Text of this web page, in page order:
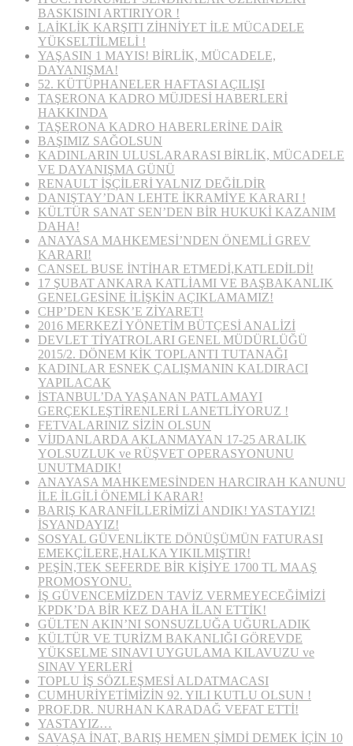
BASKISINI ARTIRIYOR !
LAİKLİK KARŞITI ZİHNİYET İLE MÜCADELE
YÜKSELTİLMELİ !
YAŞASIN 1 MAYIS! BİRLİK, MÜCADELE,
DAYANIŞMA!
52. KÜTÜPHANELER HAFTASI AÇILIŞI
TAŞERONA KADRO MÜJDESİ HABERLERİ
HAKKINDA
TAŞERONA KADRO HABERLERİNE DAİR
BAŞIMIZ SAĞOLSUN
KADINLARIN ULUSLARARASI BİRLİK, MÜCADELE
VE DAYANIŞMA GÜNÜ
RENAULT İŞÇİLERİ YALNIZ DEĞİLDİR
DANIŞTAY’DAN LEHTE İKRAMİYE KARARI !
KÜLTÜR SANAT SEN’DEN BİR HUKUKİ KAZANIM
DAHA!
ANAYASA MAHKEMESİ’NDEN ÖNEMLİ GREV
KARARI!
CANSEL BUSE İNTİHAR ETMEDİ,KATLEDİLDİ!
17 ŞUBAT ANKARA KATLİAMI VE BAŞBAKANLIK
GENELGESİNE İLİŞKİN AÇIKLAMAMIZ!
CHP’DEN KESK’E ZİYARET!
2016 MERKEZİ YÖNETİM BÜTÇESİ ANALİZİ
DEVLET TİYATROLARI GENEL MÜDÜRLÜĞÜ
2015/2. DÖNEM KİK TOPLANTI TUTANAĞI
KADINLAR ESNEK ÇALIŞMANIN KALDIRACI
YAPILACAK
İSTANBUL’DA YAŞANAN PATLAMAYI
GERÇEKLEŞTİRENLERİ LANETLİYORUZ !
FETVALARINIZ SİZİN OLSUN
VİJDANLARDA AKLANMAYAN 17-25 ARALIK
YOLSUZLUK ve RÜŞVET OPERASYONUNU
UNUTMADIK!
ANAYASA MAHKEMESİNDEN HARCIRAH KANUNU
İLE İLGİLİ ÖNEMLİ KARAR!
BARIŞ KARANFİLLERİMİZİ ANDIK! YASTAYIZ!
İSYANDAYIZ!
SOSYAL GÜVENLİKTE DÖNÜŞÜMÜN FATURASI
EMEKÇİLERE,HALKA YIKILMIŞTIR!
PEŞİN,TEK SEFERDE BİR KİŞİYE 1700 TL MAAŞ
PROMOSYONU.
İŞ GÜVENCEMİZDEN TAVİZ VERMEYECEĞİMİZİ
KPDK’DA BİR KEZ DAHA İLAN ETTİK!
GÜLTEN AKIN’NI SONSUZLUĞA UĞURLADIK
KÜLTÜR VE TURİZM BAKANLIĞI GÖREVDE
YÜKSELME SINAVI UYGULAMA KILAVUZU ve
SINAV YERLERİ
TOPLU İŞ SÖZLEŞMESİ ALDATMACASI
CUMHURİYETİMİZİN 92. YILI KUTLU OLSUN !
PROF.DR. NURHAN KARADAĞ VEFAT ETTİ!
YASTAYIZ…
SAVAŞA İNAT, BARIŞ HEMEN ŞİMDİ DEMEK İÇİN 10